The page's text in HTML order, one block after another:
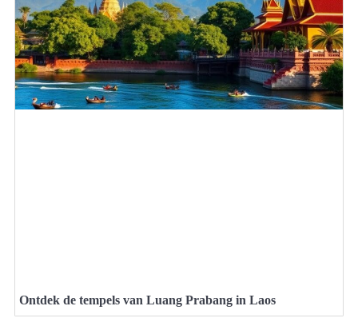
Ontdek de tempels van Luang Prabang in Laos